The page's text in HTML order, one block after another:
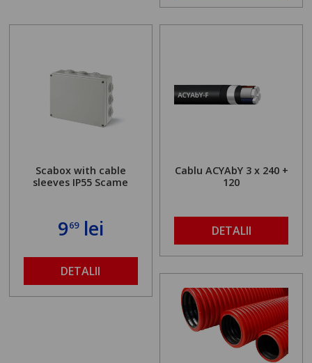
Scabox with cable
sleeves IP55 Scame
969lei
DETALII
Cablu ACYAbY 3 x 240 +
120
DETALII